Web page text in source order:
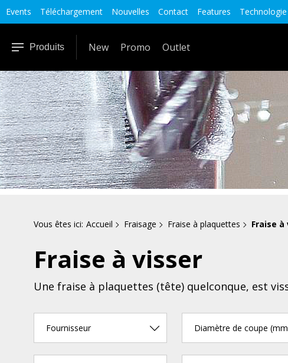
Events Téléchargement Nouvelles Contact Features
Produits New Promo Outlet
Vous êtes ici: Accueil Fraisage Fraise à plaquettes Fraise à
Fraise à visser
Une fraise à plaquettes (tête) quelconque, est
Fournisseur Diamètre de coupe